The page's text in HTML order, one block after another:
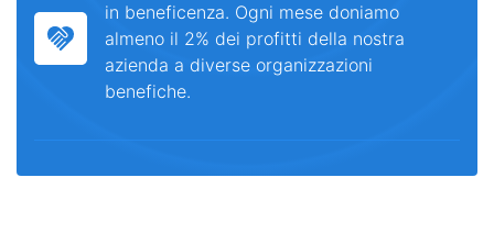
in beneficenza. Ogni mese doniamo
almeno il 2% dei profitti della nostra
azienda a diverse organizzazioni
benefiche.